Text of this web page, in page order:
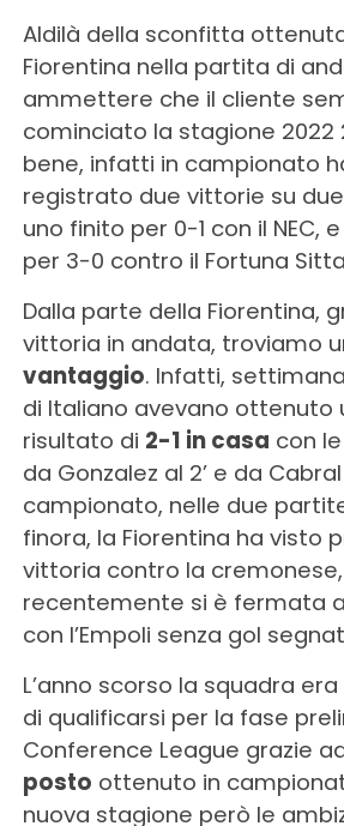
Aldilà della sconfitta
Fiorentina nella partita di
ammettere che il cliente
cominciato la stagione 2022
bene, infatti in campionato
registrato due vittorie su
uno finito per 0-1 con il NEC,
per 3-0 contro il Fortuna
Dalla parte della Fiorentina,
vittoria in andata, troviamo
vantaggio. Infatti,
di Italiano avevano ottenuto
risultato di 2-1 in casa con
da Gonzalez al 2’ e da Cabral
campionato, nelle due
finora, la Fiorentina ha visto
vittoria contro la
recentemente si è fermata
con l’Empoli senza gol
L’anno scorso la squadra
di qualificarsi per la fase
Conference League grazie
posto ottenuto in
nuova stagione però le